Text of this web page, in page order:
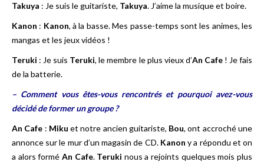
Takuya : Je suis le guitariste, Takuya. J’aime la musique et boire.
Kanon : Kanon, à la basse. Mes passe-temps sont les animes, les
mangas et les jeux vidéos !
Teruki : Je suis Teruki, le membre le plus vieux d’An Cafe ! Je fais
de la batterie.
– Comment vous êtes-vous rencontrés et pourquoi avez-vous
décidé de former un groupe ?
An Cafe : Miku et notre ancien guitariste, Bou, ont accroché une
annonce sur le mur d’un magasin de CD. Kanon y a répondu et on
a alors formé An Cafe. Teruki nous a rejoints quelques mois plus